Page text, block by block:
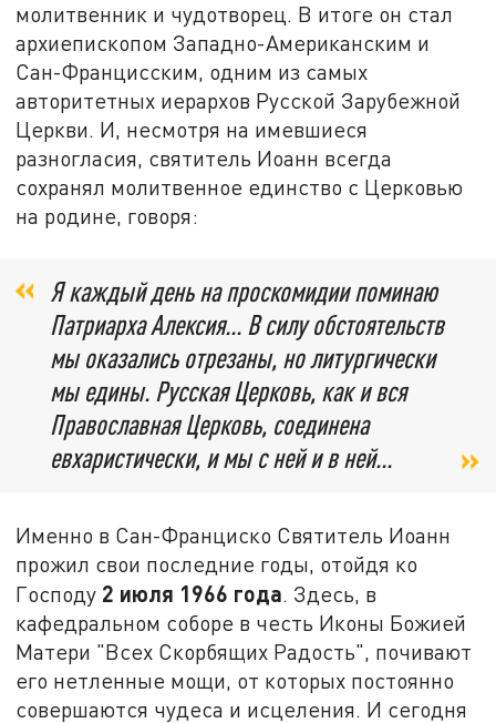
молитвенник и чудотворец. В итоге он стал
архиепископом Западно-Американским и
Сан-Францисским, одним из самых
авторитетных иерархов Русской Зарубежной
Церкви. И, несмотря на имевшиеся
разногласия, святитель Иоанн всегда
сохранял молитвенное единство с Церковью
на родине, говоря:
Я каждый день на проскомидии поминаю
Патриарха Алексия... В силу обстоятельств
мы оказались отрезаны, но литургически
мы едины. Русская Церковь, как и вся
Православная Церковь, соединена
евхаристически, и мы с ней и в ней...
Именно в Сан-Франциско Святитель Иоанн
прожил свои последние годы, отойдя ко
Господу 2 июля 1966 года. Здесь, в
кафедральном соборе в честь Иконы Божией
Матери "Всех Скорбящих Радость", почивают
его нетленные мощи, от которых постоянно
совершаются чудеса и исцеления. И сегодня